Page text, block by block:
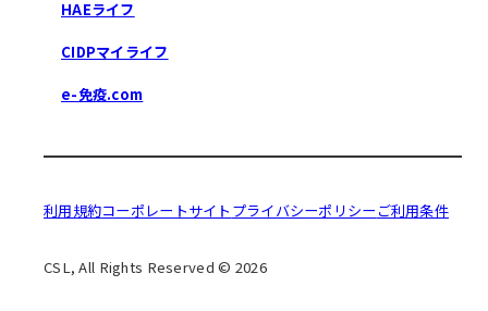
HAEライフ
CIDPマイライフ
e-免疫.com
利用規約コーポレートサイト プライバシーポリシー ご利用条件
CSL, All Rights Reserved © 2026